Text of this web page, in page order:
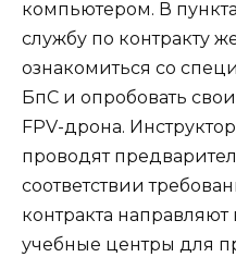
компьютером. В
службу по контракту
ознакомиться со
БпС и опробовать
FPV-дрона.
проводят
соответствии
контракта
учебные центры для